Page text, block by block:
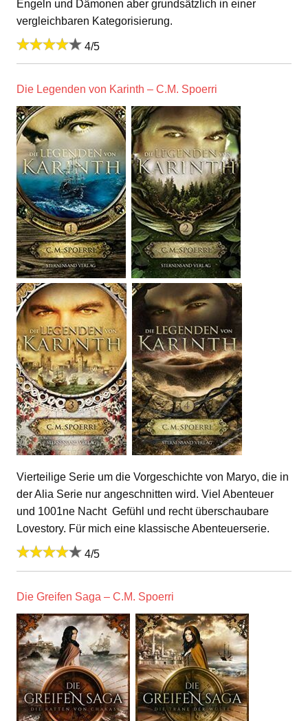
Engeln und Dämonen aber grundsätzlich in einer
vergleichbaren Kategorisierung.
4/5
Die Legenden von Karinth – C.M. Spoerri
Vierteilige Serie um die Vorgeschichte von Maryo, die in
der Alia Serie nur angeschnitten wird. Viel Abenteuer
und 1001ne Nacht Gefühl und recht überschaubare
Lovestory. Für mich eine klassische Abenteuerserie.
4/5
Die Greifen Saga – C.M. Spoerri